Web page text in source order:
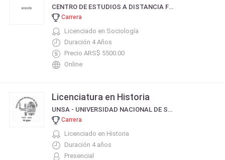
CENTRO DE ESTUDIOS A DISTANCIA FORMAR
Carrera
Licenciado en Sociología
Duración 4 Años
Precio ARS$ 5500.00
Online
Licenciatura en Historia
UNSA - UNIVERSIDAD NACIONAL DE SALTA
Carrera
Licenciado en Historia
Duración 4 años
Presencial